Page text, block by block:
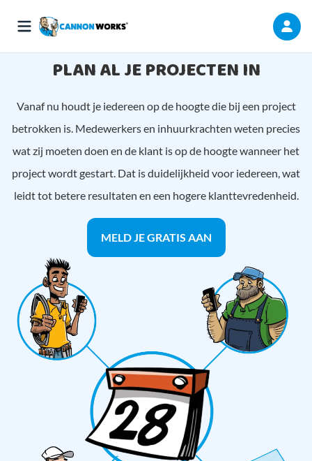
PLAN AL JE PROJECTEN IN
Vanaf nu houdt je iedereen op de hoogte die bij een project
betrokken is. Medewerkers en inhuurkrachten weten precies
wat zij moeten doen en de klant is op de hoogte wanneer het
project wordt gestart. Dat is duidelijkheid voor iedereen, wat
leidt tot betere resultaten en een hogere klanttevredenheid.
MELD JE GRATIS AAN